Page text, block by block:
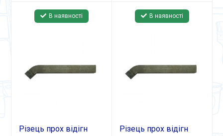
В наявності
Різець прох відігн
В наявності
Різець прох відігн